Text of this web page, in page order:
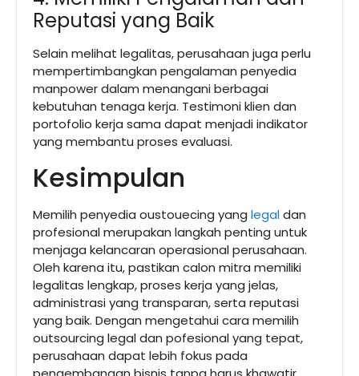
Reputasi yang Baik
Selain melihat legalitas, perusahaan juga perlu
mempertimbangkan pengalaman penyedia
manpower dalam menangani berbagai
kebutuhan tenaga kerja. Testimoni klien dan
portofolio kerja sama dapat menjadi indikator
yang membantu proses evaluasi.
Kesimpulan
Memilih penyedia oustouecing yang legaldan
profesional merupakan langkah penting untuk
menjaga kelancaran operasional perusahaan.
Oleh karena itu, pastikan calon mitra memiliki
legalitas lengkap, proses kerja yang jelas,
administrasi yang transparan, serta reputasi
yang baik. Dengan mengetahui cara memilih
outsourcing legal dan pofesional yang tepat,
perusahaan dapat lebih fokus pada